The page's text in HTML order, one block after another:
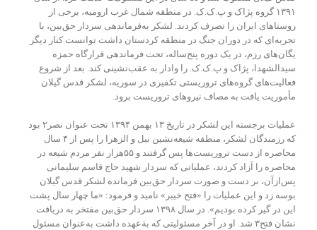
۱۳۹۱ گروه پژاک و پ.ک.ک. در منطقه شمال غرب ارومیه، برخی از
روستاهای ایران را تصرف کردند. لشکر به‌فرماندهی سردار حق‌بین، با
تجربه‌ای که در دوران جنگ در منطقه کردستان داشت توانست کنار دیگر
یگان‌های رزم، در یک دوره پنج‌ساله، تحت فرماندهی قرارگاه حمزه
سیدالشهدا، پژاک و پ.ک.ک. را وادار به عقب‌نشینی کند. بعد از شروع
فعالیت‌های گروه‌های تروریستی تکفیری در سوریه، لشکر قدس گیلان
مأموریت یافت به مصاف نیروهای تروریست برود.
عملیات برجسته این لشکر در تاریخ ۱۳ بهمن ۱۳۹۴ تحت عنوان نصر۲ بود
که رزمندگان لشکر، منطقه شیعه‌نشین نبل و الزهرا را پس از ۴ سال
محاصره از دست تروریست‌ها پس گرفتند و ۵۵هزار نفر مردم شیعه در
محاصره را آزاد کردند، عملیاتی که سردار شهید حاج قاسم سلیمانی
پس‌ازآن، بر دست و صورت سردار حق‌بین فرمانده لشکر قدس گیلان
بوسه زد و این عملیات را «فتح خیبر» نامید و فرمود: «ما چهار سال پشت
این در گیر کرده بودیم». در سال ۱۳۹۸ سردار حق‌بین مفتخر به دریافت
نشان فتح۳ شد. او در آخر مسئولیتی که بة‌عهده داشت به‌عنوان مسئول